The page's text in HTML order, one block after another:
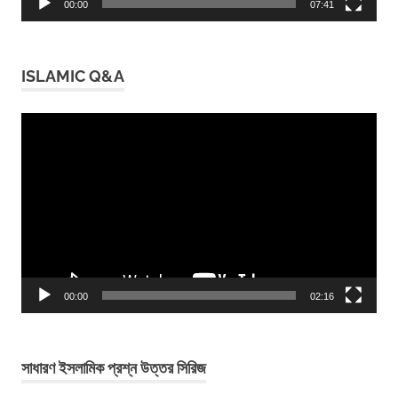
00:00 07:41
ISLAMIC Q&A
00:00 02:16
সাধারণ ইসলামিক প্রশ্ন উত্তর সিরিজ